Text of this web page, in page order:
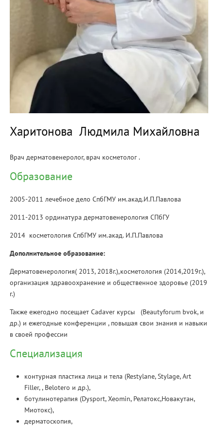
Харитонова Людмила Михайловна
Врач дерматовенеролог, врач косметолог .
Образование
2005-2011 лечебное дело СпбГМУ им.акад.И.П.Павлова
2011-2013 ординатура дерматовенерология СПбГУ
2014 косметология СпбГМУ им.акад. И.П.Павлова
Дополнительное образование:
Дерматовенерология( 2013, 2018г.),косметология (2014,2019г.),
организация здравоохранение и общественное здоровье (2019
г.)
Также ежегодно посещает Cadaver курсы (Beautyforum bvok, и
др.) и ежегодные конференции , повышая свои знания и навыки
в своей профессии
Специализация
контурная пластика лица и тела (Restylane, Stylage, Art
Filler, , Belotero и др.),
ботулинотерапия (Dysport, Xeomin, Релатокс,Новакутан,
Миотокс),
дерматоскопия,